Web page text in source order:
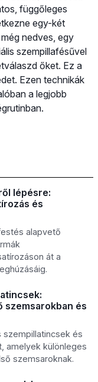
függőleges
egy-két
nedves, egy
szempillafésűvel
őket. Ez a
Ezen technikák
a legjobb
lépésre:
és
alapvető
át a
szemsarokban és
szempillatincsek és
amelyek különleges
szemsaroknak.